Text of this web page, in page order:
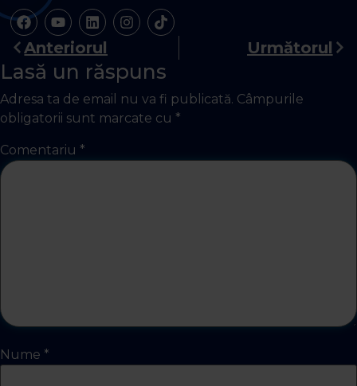
Anteriorul Următorul
Lasă un răspuns
Adresa ta de email nu va fi publicată. Câmpurile
obligatorii sunt marcate cu *
Comentariu *
Nume *